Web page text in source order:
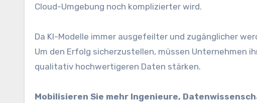
Cloud-Umgebung noch komplizierter wird.
Da KI-Modelle immer ausgefeilter und zugänglicher
Um den Erfolg sicherzustellen, müssen Unternehmen
qualitativ hochwertigeren Daten stärken.
Mobilisieren Sie mehr Ingenieure,